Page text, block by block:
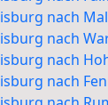
nach
nach
nach
nach